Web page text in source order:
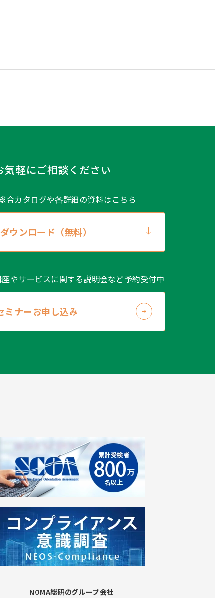
気軽にご相談ください
合カタログや各詳細の資料はこちら
ウンロード（無料）
座やサービスに関する説明会など予約受付中
ミナーお申し込み
NOMA総研のグループ会社